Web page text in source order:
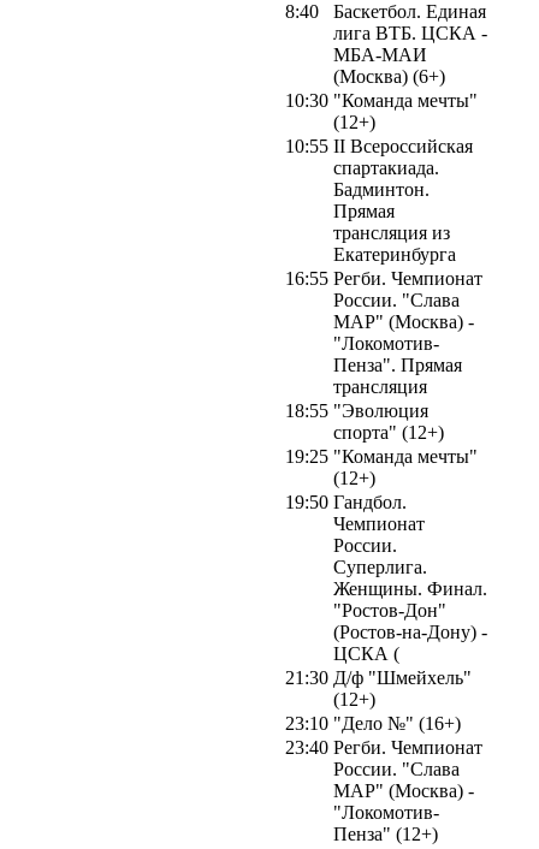
8:40
Баскетбол. Единая
лига ВТБ. ЦСКА -
МБА-МАИ
(Москва) (6+)
10:30 "Команда мечты"
(12+)
10:55 II Всероссийская
спартакиада.
Бадминтон.
Прямая
трансляция из
Екатеринбурга
16:55 Регби. Чемпионат
России. "Слава
МАР" (Москва) -
"Локомотив-
Пенза". Прямая
трансляция
18:55 "Эволюция
спорта" (12+)
19:25 "Команда мечты"
(12+)
19:50 Гандбол.
Чемпионат
России.
Суперлига.
Женщины. Финал.
"Ростов-Дон"
(Ростов-на-Дону) -
ЦСКА (
21:30 Д/ф "Шмейхель"
(12+)
23:10 "Дело №" (16+)
23:40 Регби. Чемпионат
России. "Слава
МАР" (Москва) -
"Локомотив-
Пенза" (12+)